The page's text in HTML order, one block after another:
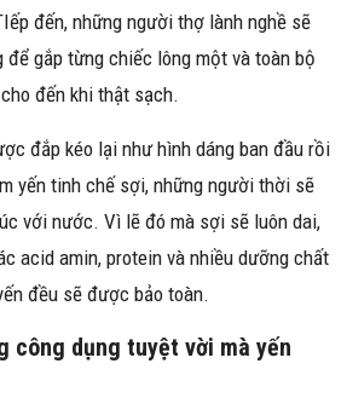
đến, những người thợ lành nghề sẽ
để gắp từng chiếc lông một và toàn bộ
đến khi thật sạch.
đắp kéo lại như hình dáng ban đầu rồi
yến tinh chế sợi, những người thời sẽ
với nước. Vì lẽ đó mà sợi sẽ luôn dai,
acid amin, protein và nhiều dưỡng chất
đều sẽ được bảo toàn.
công dụng tuyệt vời mà yến